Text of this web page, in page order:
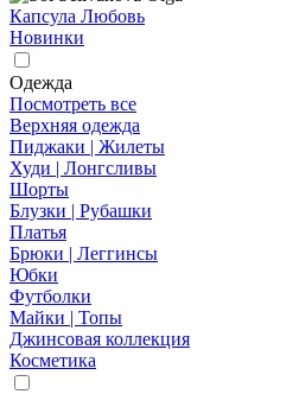
Капсула Любовь
Новинки
Одежда
Посмотреть все
Верхняя одежда
Пиджаки | Жилеты
Худи | Лонгсливы
Шорты
Блузки | Рубашки
Платья
Брюки | Леггинсы
Юбки
Футболки
Майки | Топы
Джинсовая коллекция
Косметика